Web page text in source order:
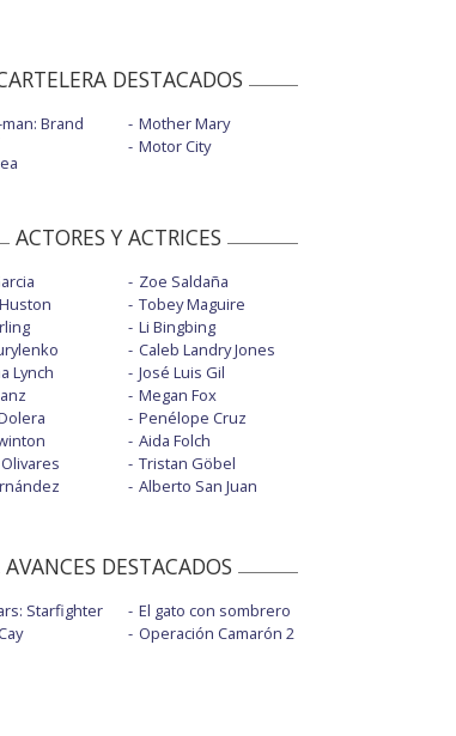
DESTACADOS
Brand
Mother Mary
Motor City
ACTORES Y ACTRICES
Lynch
Zoe Saldaña
Tobey Maguire
Li Bingbing
Caleb Landry Jones
José Luis Gil
Megan Fox
Penélope Cruz
Aida Folch
Tristan Göbel
Alberto San Juan
AVANCES DESTACADOS
Starfighter
El gato con sombrero
Operación Camarón 2